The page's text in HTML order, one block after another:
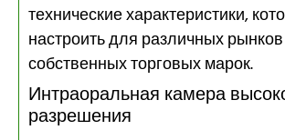
технические характеристики,
настроить для различных
собственных торговых марок.
Интраоральная камера
разрешения